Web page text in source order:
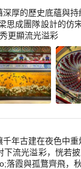
厚的歷史底蘊與
思成團隊設計的仿
更顯流光溢彩
年古建在夜色中
下流光溢彩，恍若
落霞與孤鶩齊飛，